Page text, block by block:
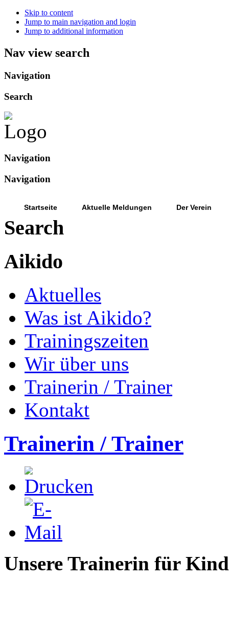
Skip to content
Jump to main navigation and login
Jump to additional information
Nav view search
Navigation
Search
Navigation
Navigation
Startseite Aktuelle Meldungen Der Verein
Search
Aikido
Aktuelles
Was ist Aikido?
Trainingszeiten
Wir über uns
Trainerin / Trainer
Kontakt
Trainerin / Trainer
Unsere Trainerin für